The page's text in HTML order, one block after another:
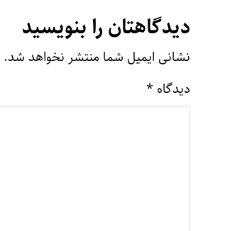
دیدگاهتان را بنویسید
نشانی ایمیل شما منتشر نخواهد شد.
دیدگاه *